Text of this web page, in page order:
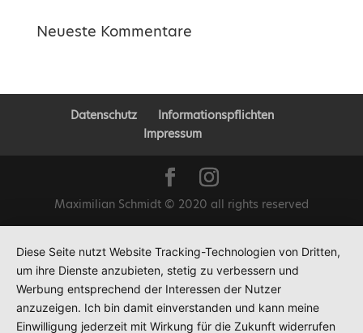
Neueste Kommentare
Datenschutz
Informationspflichten
Impressum
Maximilian Schmidt © 2020 all rights reserved
Diese Seite nutzt Website Tracking-Technologien von Dritten,
um ihre Dienste anzubieten, stetig zu verbessern und
Werbung entsprechend der Interessen der Nutzer
anzuzeigen. Ich bin damit einverstanden und kann meine
Einwilligung jederzeit mit Wirkung für die Zukunft widerrufen